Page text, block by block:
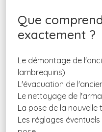
Que
exactement ?
Le démontage de
lambrequins)
L'évacuation de
Le nettoyage de
La pose de la nouvelle
Les réglages